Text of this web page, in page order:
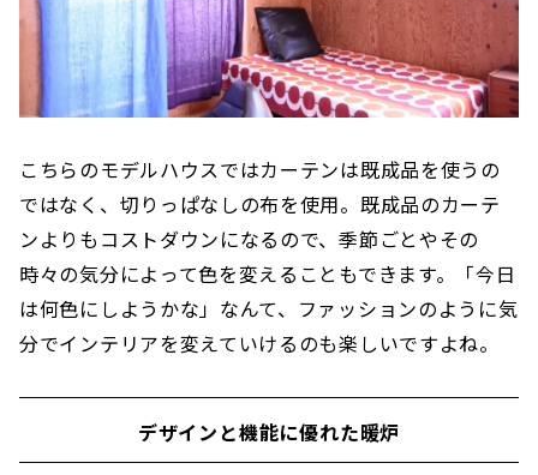
こちらのモデルハウスではカーテンは既成品を使うの
ではなく、切りっぱなしの布を使用。既成品のカーテ
ンよりもコストダウンになるので、季節ごとやその
時々の気分によって色を変えることもできます。「今日
は何色にしようかな」なんて、ファッションのように気
分でインテリアを変えていけるのも楽しいですよね。
デザインと機能に優れた暖炉